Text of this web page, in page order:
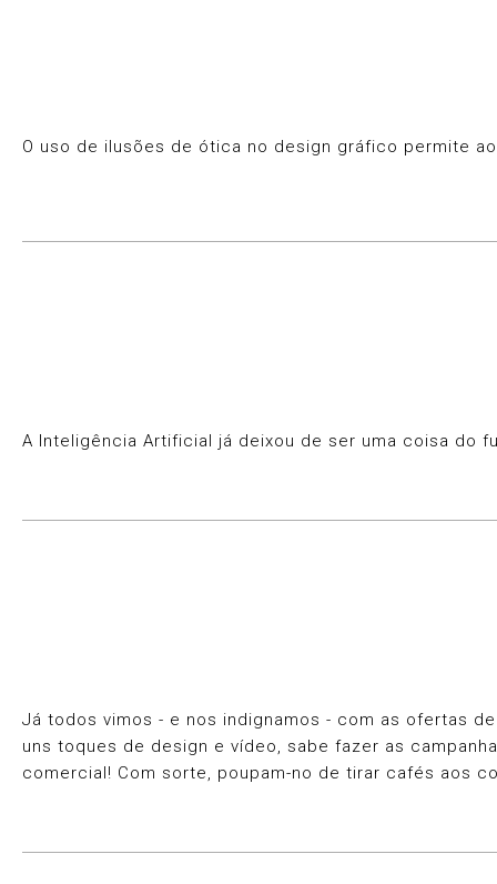
O uso de ilusões de ótica no design gráfico permite
A Inteligência Artificial já deixou de ser uma coisa do
Já todos vimos - e nos indignamos - com as ofertas
uns toques de design e vídeo, sabe fazer as
comercial! Com sorte, poupam-no de tirar cafés aos